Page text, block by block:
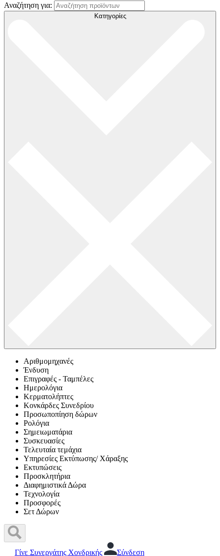
Αναζήτηση για:
Κατηγορίες
Αριθμομηχανές
Ένδυση
Επιγραφές - Ταμπέλες
Ημερολόγια
Κερματολήπτες
Κονκάρδες Συνεδρίου
Προσωποπίηση δώρων
Ρολόγια
Σημειωματάρια
Συσκευασίες
Τελευταία τεμάχια
Υπηρεσίες Εκτύπωσης/ Χάραξης
Εκτυπώσεις
Προσκλητήρια
Διαφημιστικά Δώρα
Τεχνολογία
Προσφορές
Σετ Δώρων
Γίνε Συνεργάτης Χονδρικής Σύνδεση